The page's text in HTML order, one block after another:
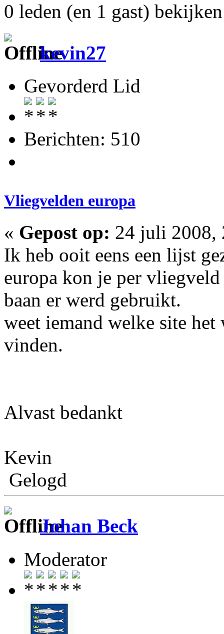
0 leden (en 1 gast)
kevin27
Gevorderd Lid
Berichten: 510
Vliegvelden europa
« Gepost op: 24 juli 2008,
Ik heb ooit eens een lijst
europa kon je per
baan er werd gebruikt.
weet iemand welke site
vinden.
Alvast bedankt
Kevin
Gelogd
Johan Beck
Moderator